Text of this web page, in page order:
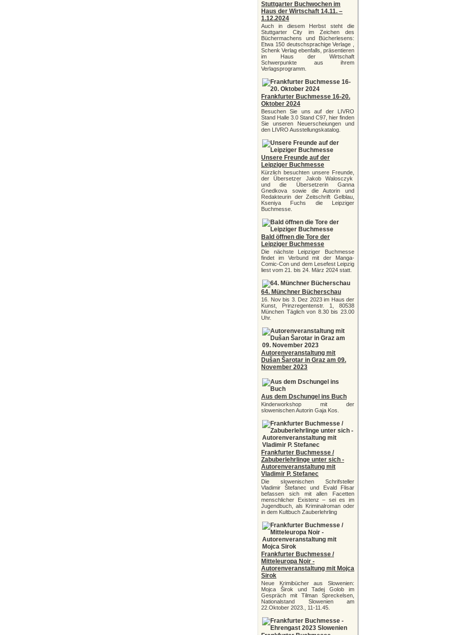
Stuttgarter Buchwochen im
Haus der Wirtschaft 14.11. –
1.12.2024
Auch in diesem Herbst steht die
Stuttgarter City im Zeichen des
Büchermachens und Bücherlesens:
Etwa 150 deutschsprachige Verlage ,
Schenk Verlag ebenfalls, präsentieren
im Haus der Wirtschaft
Schwerpunkte aus ihrem
Verlagsprogramm.
Frankfurter Buchmesse 16-20.
Oktober 2024
Besuchen Sie uns auf der LIVRO
Stand Halle 3.0 Stand C97, hier finden
Sie unseren Neuerscheiungen und
den LIVRO Ausstellungskatalog.
Unsere Freunde auf der
Leipziger Buchmesse
Kürzlich besuchten unsere Freunde,
der Übersetzer Jakob Walosczyk
und die Übersetzerin Ganna
Gnedkova sowie die Autorin und
Redakteurin der Zeitschrift Gelblau,
Kseniya Fuchs die Leipziger
Buchmesse.
Bald öffnen die Tore der
Leipziger Buchmesse
Die nächste Leipziger Buchmesse
findet im Verbund mit der Manga-
Comic-Con und dem Lesefest Leipzig
liest vom 21. bis 24. März 2024 statt.
64. Münchner Bücherschau
16. Nov bis 3. Dez 2023 im Haus der
Kunst, Prinzregentenstr. 1, 80538
München Täglich von 8.30 bis 23.00
Uhr.
Autorenveranstaltung mit
Dušan Šarotar in Graz am 09.
November 2023
Aus dem Dschungel ins Buch
Kinderworkshop mit der
slowenischen Autorin Gaja Kos.
Frankfurter Buchmesse /
Zabuberlehrlinge unter sich -
Autorenveranstaltung mit
Vladimir P. Stefanec
Die slowenischen Schrifsteller
Vladimir Štefanec und Evald Flisar
befassen sich mit allen Facetten
menschlicher Existenz – sei es im
Jugendbuch, als Kriminalroman oder
in dem Kultbuch Zauberlehrling
Frankfurter Buchmesse /
Mitteleuropa Noir -
Autorenveranstaltung mit Mojca
Sirok
Neue Krimibücher aus Slowenien:
Mojca Širok und Tadej Golob im
Gespräch mit Tilman Spreckelsen,
Nationalstand Slowenien am
22.Oktober 2023., 11-11.45.